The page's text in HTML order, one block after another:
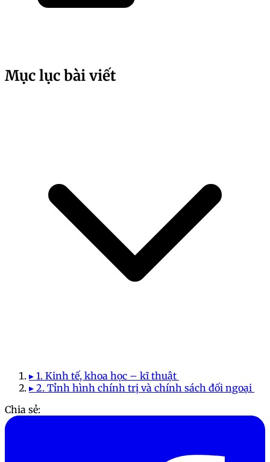
Mục lục bài viết
▸ 1. Kinh tế, khoa học – kĩ thuật
▸ 2. Tỉnh hình chính trị và chính sách đối ngoại
Chia sẻ: